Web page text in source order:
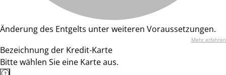
Änderung des Entgelts unter weiteren Voraussetzungen.
Mehr erfahren
Bezeichnung der Kredit-Karte
Bitte wählen Sie eine Karte aus.